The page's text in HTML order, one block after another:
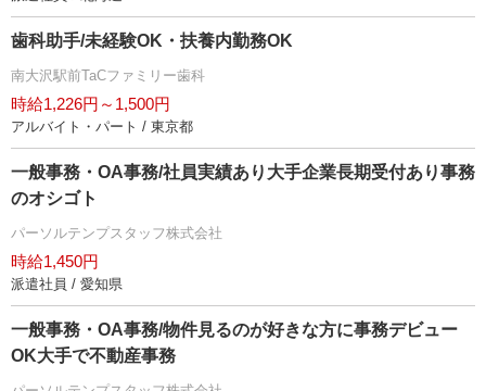
歯科助手/未経験OK・扶養内勤務OK
南大沢駅前TaCファミリー歯科
時給1,226円～1,500円
アルバイト・パート / 東京都
一般事務・OA事務/社員実績あり大手企業長期受付あり事務
のオシゴト
パーソルテンプスタッフ株式会社
時給1,450円
派遣社員 / 愛知県
一般事務・OA事務/物件見るのが好きな方に事務デビュー
OK大手で不動産事務